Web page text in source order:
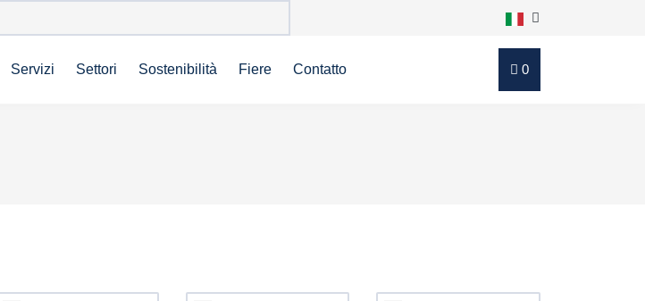
Servizi Settori Sostenibilità Fiere Contatto 0